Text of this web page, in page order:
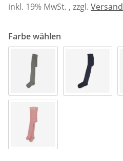
inkl. 19% MwSt. , zzgl. Versand
Farbe wählen